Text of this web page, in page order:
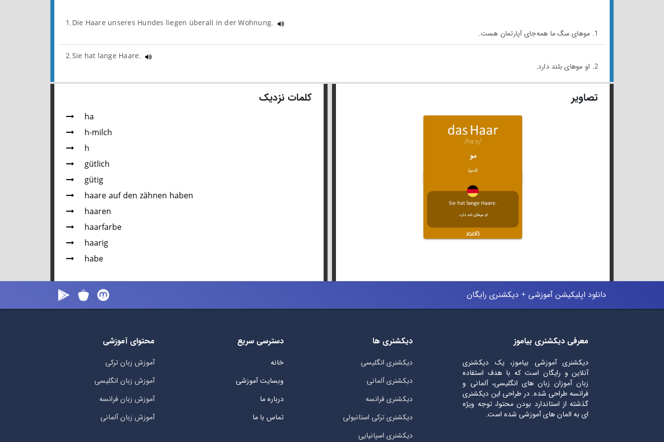
1.Die Haare unseres Hundes liegen überall in der Wohnung.
1. موهای سگ ما همه‌جای آپارتمان هست.
2.Sie hat lange Haare.
2. او موهای بلند دارد.
تصاویر کلمات نزدیک
ha
h-milch
h
gütlich
gütig
haare auf den zähnen haben
haaren
haarfarbe
haarig
habe
دانلود اپلیکیشن آموزشی + دیکشنری رایگان
معرفی دیکشنری بیاموز
دیکشنری آموزشی بیاموز، یک دیکشنری
آنلاین و رایگان است که با هدف استفاده
زبان آموزان زبان های انگلیسی، آلمانی و
فرانسه طراحی شده. در طراحی این دیکشنری
گذشته از استاندارد بودن محتوا، توجه ویژه
ای به المان های آموزشی شده است.
دیکشنری ها
دیکشنری انگلیسی
دیکشنری آلمانی
دیکشنری فرانسه
دیکشنری ترکی استانبولی
دیکشنری اسپانیایی
دسترسی سریع
خانه
وبسایت آموزشی
درباره ما
تماس با ما
محتوای آموزشی
آموزش زبان ترکی
آموزش زبان انگلیسی
آموزش زبان فرانسه
آموزش زبان آلمانی